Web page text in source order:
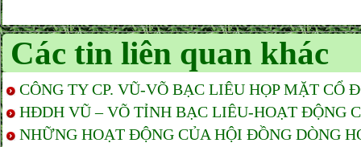
Các tin liên quan khác
CÔNG TY CP. VŨ-VÕ BẠC LIÊU HỌP MẶT
HĐDH VŨ – VÕ TỈNH BẠC LIÊU-HOẠT ĐỘNG
NHỮNG HOẠT ĐỘNG CỦA HỘI ĐỒNG DÒNG